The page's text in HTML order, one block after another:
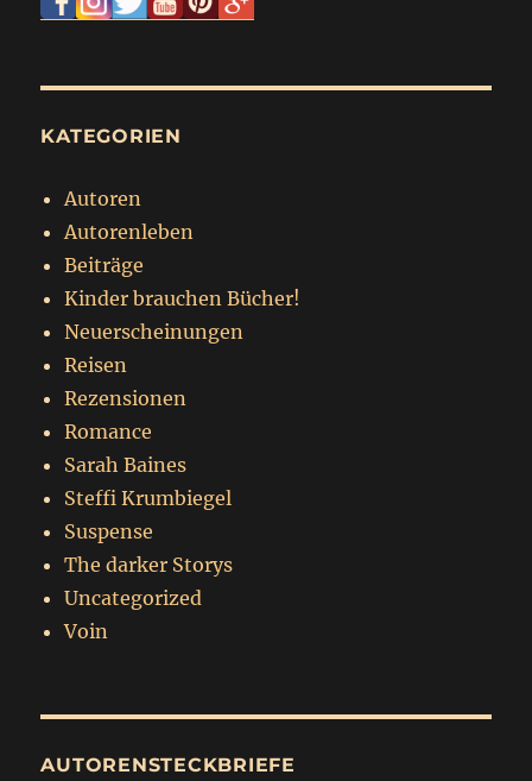
KATEGORIEN
Autoren
Autorenleben
Beiträge
Kinder brauchen Bücher!
Neuerscheinungen
Reisen
Rezensionen
Romance
Sarah Baines
Steffi Krumbiegel
Suspense
The darker Storys
Uncategorized
Voin
AUTORENSTECKBRIEFE